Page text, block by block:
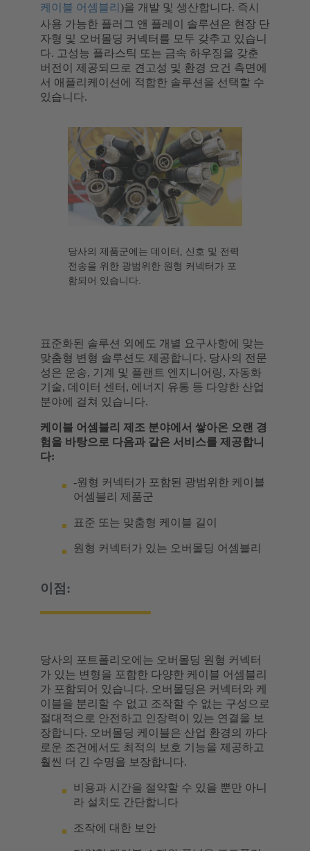
케이블 어셈블리 )을 개발 및 생산합니다. 즉시
사용 가능한 플러그 앤 플레이 솔루션은 현장 단
자형 및 오버몰딩 커넥터를 모두 갖추고 있습니
다. 고성능 플라스틱 또는 금속 하우징을 갖춘
버전이 제공되므로 견고성 및 환경 요건 측면에
서 애플리케이션에 적합한 솔루션을 선택할 수
있습니다.
당사의 제품군에는 데이터, 신호 및 전력
전송을 위한 광범위한 원형 커넥터가 포
함되어 있습니다.
표준화된 솔루션 외에도 개별 요구사항에 맞는
맞춤형 변형 솔루션도 제공합니다. 당사의 전문
성은 운송, 기계 및 플랜트 엔지니어링, 자동화
기술, 데이터 센터, 에너지 유통 등 다양한 산업
분야에 걸쳐 있습니다.
케이블 어셈블리 제조 분야에서 쌓아온 오랜 경
험을 바탕으로 다음과 같은 서비스를 제공합니
다:
-원형 커넥터가 포함된 광범위한 케이블
어셈블리 제품군
표준 또는 맞춤형 케이블 길이
원형 커넥터가 있는 오버몰딩 어셈블리
이점:
당사의 포트폴리오에는 오버몰딩 원형 커넥터
가 있는 변형을 포함한 다양한 케이블 어셈블리
가 포함되어 있습니다. 오버몰딩은 커넥터와 케
이블을 분리할 수 없고 조작할 수 없는 구성으로
절대적으로 안전하고 인장력이 있는 연결을 보
장합니다. 오버몰딩 케이블은 산업 환경의 까다
로운 조건에서도 최적의 보호 기능을 제공하고
훨씬 더 긴 수명을 보장합니다.
비용과 시간을 절약할 수 있을 뿐만 아니
라 설치도 간단합니다
조작에 대한 보안